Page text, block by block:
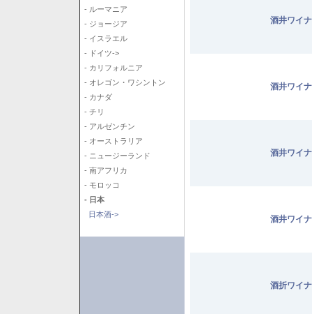
- ルーマニア
- ジョージア
- イスラエル
- ドイツ->
- カリフォルニア
- オレゴン・ワシントン
- カナダ
- チリ
- アルゼンチン
- オーストラリア
- ニュージーランド
- 南アフリカ
- モロッコ
- 日本
日本酒->
酒井ワイ
酒井ワイ
酒井ワイ
酒井ワイ
酒折ワイ